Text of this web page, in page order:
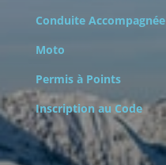
Conduite Accompagnée
Moto
Permis à Points
Inscription au Code